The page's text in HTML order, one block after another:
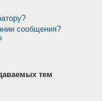
сообщения?
тем